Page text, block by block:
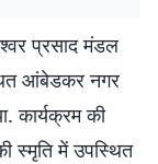
प्रसाद मंडल
आंबेडकर नगर
कार्यक्रम की
स्मृति में उपस्थित